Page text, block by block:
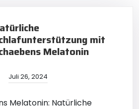
mit
Melatonin
Juli 26, 2024
Melatonin: Natürliche